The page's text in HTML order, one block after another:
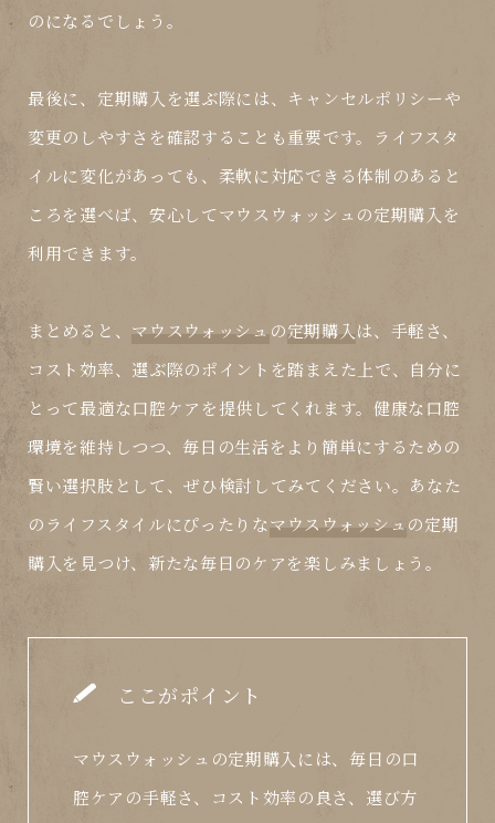
のになるでしょう。
最後に、定期購入を選ぶ際には、キャンセルポリシーや
変更のしやすさを確認することも重要です。ライフスタ
イルに変化があっても、柔軟に対応できる体制のあると
ころを選べば、安心してマウスウォッシュの定期購入を
利用できます。
まとめると、 マウスウォッシュ の定期購入 は、手軽さ、
コスト効率、選ぶ際のポイントを踏まえた上で、自分に
とって最適な口腔ケアを提供してくれます。健康な口腔
環境を維持しつつ、毎日の生活をより簡単にするための
賢い選択肢として、ぜひ検討してみてください。あなた
のライフスタイルにぴったりなマウスウォッシュの定期
購入を見つけ、新たな毎日のケアを楽しみましょう。
ここがポイント
マウスウォッシュの定期購入には、毎日の口
腔ケアの手軽さ、コスト効率の良さ、選び方